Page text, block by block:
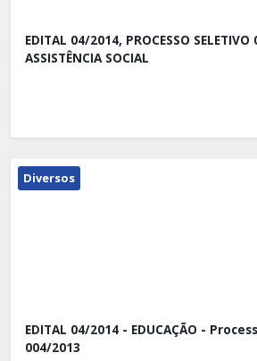
EDITAL 04/2014, PROCESSO
ASSISTÊNCIA SOCIAL
Diversos
EDITAL 04/2014 - EDUCAÇÃO -
004/2013